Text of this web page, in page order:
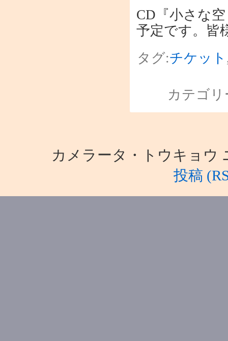
CD『小さな
予定です。皆
タグ:チケット
カテゴ
カメラータ・トウキョウ
投稿